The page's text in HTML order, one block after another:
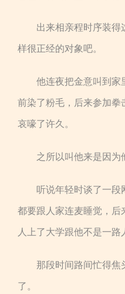
出来相亲程时序装得
样很正经的对象吧。
他连夜把金意叫到家
前染了粉毛，后来参加拳
哀嚎了许久。
之所以叫他来是因为
听说年轻时谈了一段
都要跟人家连麦睡觉，后
人上了大学跟他不是一路
那段时间路间忙得焦
了。